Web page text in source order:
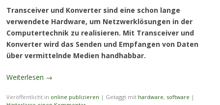
Transceiver und Konverter sind eine schon lange
verwendete Hardware, um Netzwerklösungen in der
Computertechnik zu realisieren. Mit Transceiver und
Konverter wird das Senden und Empfangen von Daten
über vermittelnde Medien handhabbar.
Weiterlesen →
Veröffentlicht in online publizieren | Getaggt mit hardware, software |